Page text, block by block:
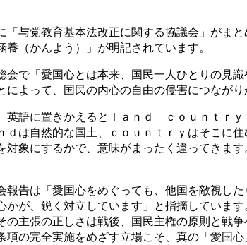
与党教育基本法改正に関する協議会」がま
（かんよう）」が明記されています。
で「愛国心とは本来、国民一人ひとりの見
よって、国民の内心の自由の侵害につなが
英語に置きかえるとｌａｎｄ ｃｏｕｎ
ｄは自然的な国土、ｃｏｕｎｔｒｙはそこに
象にするかで、意味がまったく違ってきま
告は「愛国心をめぐっても、他国を敵視し
が、鋭く対立しています」と指摘していま
主張の正しさは戦後、国民主権の原則と戦
の完全実施をめざす立場こそ、真の「愛国